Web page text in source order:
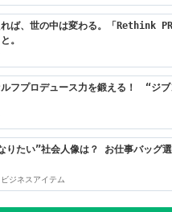
ば、世の中は変わる。「Rethink
。
ルフプロデュース力を鍛える！ “ジ
りたい”社会人像は？ お仕事バッグ
ジネスアイテム